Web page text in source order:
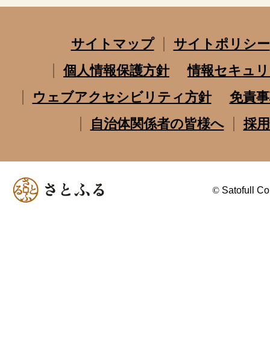
サイトマップ
サイトポリシー
個人情報保護方針
情報セキュ
ウェブアクセシビリティ方針
免責
自治体関係者の皆様へ
採
© Satofull